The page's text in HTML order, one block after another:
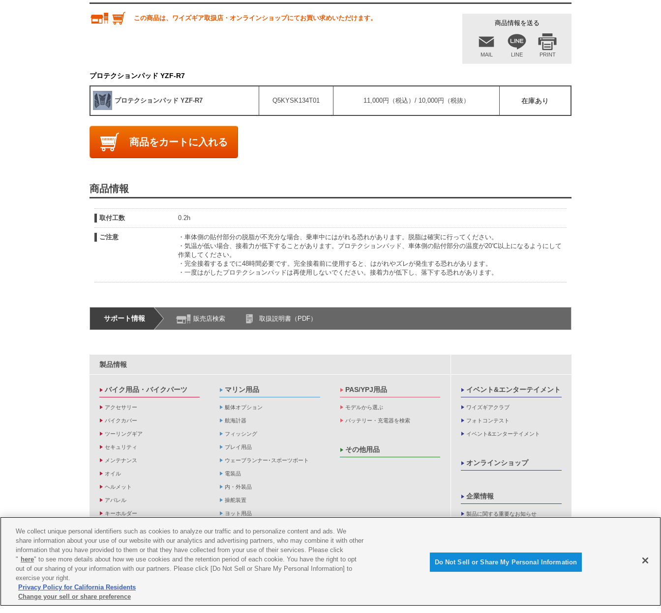
商品情報を送る
MAIL LINE PRINT
この商品は、ワイズギア取扱店・オンラインショップにてお買い求めいただけます。
プロテクションパッド YZF-R7
プロテクションパッド YZF-R7 Q5KYSK134T01 11,000円（税込）/ 10,000円（税抜） 在庫あり
商品をカートに入れる
商品情報
取付工数 0.2h
ご注意
・車体側の貼付部分の脱脂が不充分な場合、乗車中にはがれる恐れがあります。脱脂は確実に行ってください。
・気温が低い場合、接着力が低下することがあります。プロテクションパッド、車体側の貼付部分の温度が20℃以上になるようにして
作業してください。
・完全接着するまでに48時間必要です。完全接着前に使用すると、はがれやズレが発生する恐れがあります。
・一度はがしたプロテクションパッドは再使用しないでください。接着力が低下し、落下する恐れがあります。
サポート情報 販売店検索 取扱説明書（PDF）
製品情報
バイク用品・バイクパーツ
アクセサリー
バイクカバー
ツーリングギア
セキュリティ
メンテナンス
オイル
ヘルメット
アパレル
キーホルダー
バイク雑貨
YZF R1/R6レーシングキットパーツ
マリン用品
艇体オプション
航海計器
フィッシング
プレイ用品
ウェーブランナー･スポーツボート
電装品
内・外装品
操舵装置
ヨット用品
救命品・検査品
メンテナンス
アパレル
PAS/YPJ用品
モデルから選ぶ
バッテリー・充電器を検索
その他用品
イベント&エンターテイメント
ワイズギアクラブ
フォトコンテスト
イベント&エンターテイメント
オンラインショップ
企業情報
製品に関する重要なお知らせ
We collect unique personal identifiers such as cookies to analyze our traffic and to personalize content and ads. We
share information about your use of our website with our analytics and advertising partners, who may combine it with other
information that you have provided to them or that they have collected from your use of their services. Please click
" here" to see more details about how we use cookies and the retention period of each cookie. You have the right to opt
out of our sharing of your information with our partners. Please click [Do Not Sell or Share My Personal Information] to
exercise your right.
Privacy Policy for California Residents
Change your sell or share preference
Do Not Sell or Share My Personal Information